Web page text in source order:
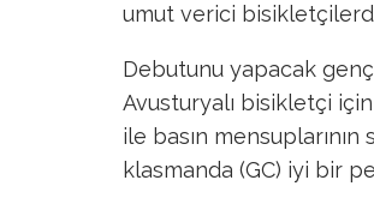
umut verici
Debutunu yapacak
Avusturyalı bisikletçi
ile basın mensuplarının
klasmanda (GC) iyi bir